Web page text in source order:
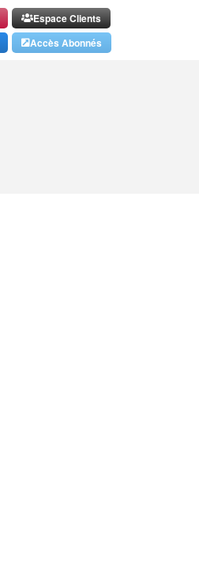
Espace Clients
Accès Abonnés